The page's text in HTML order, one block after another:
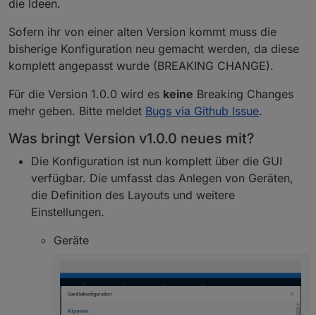
die Ideen.
Sofern ihr von einer alten Version kommt muss die
bisherige Konfiguration neu gemacht werden, da diese
komplett angepasst wurde (BREAKING CHANGE).
Für die Version 1.0.0 wird es keine Breaking Changes
mehr geben. Bitte meldet Bugs via Github Issue.
Was bringt Version v1.0.0 neues mit?
Die Konfiguration ist nun komplett über die GUI
verfügbar. Die umfasst das Anlegen von Geräten,
die Definition des Layouts und weitere
Einstellungen.
Geräte